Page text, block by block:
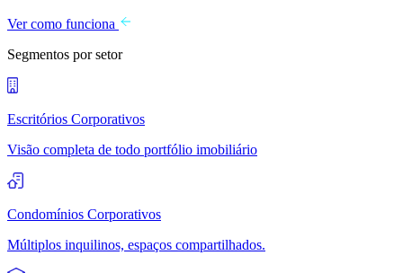
Ver como funciona
Segmentos por setor
Escritórios Corporativos
Visão completa de todo portfólio imobiliário
Condomínios Corporativos
Múltiplos inquilinos, espaços compartilhados.